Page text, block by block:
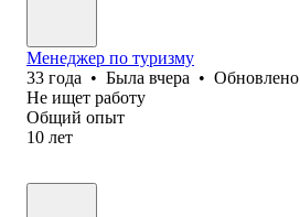
Менеджер по туризму
33 года • Была вчера • Обновлено
Не ищет работу
Общий опыт
10 лет